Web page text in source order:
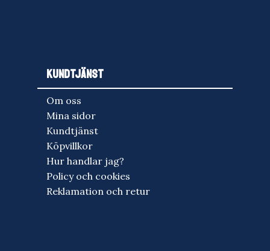
KUNDTJÄNST
Om oss
Mina sidor
Kundtjänst
Köpvillkor
Hur handlar jag?
Policy och cookies
Reklamation och retur